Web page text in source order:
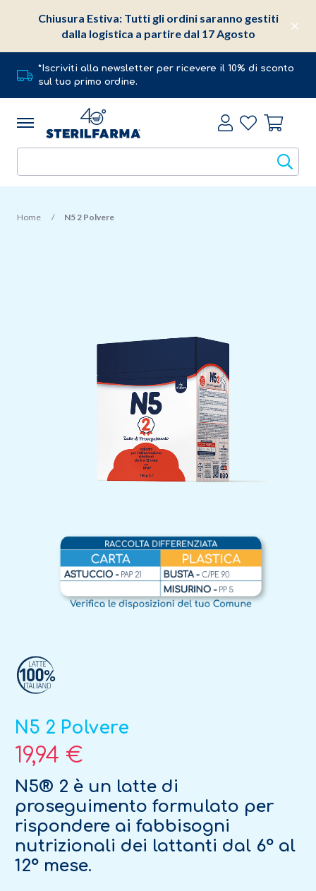
*Iscriviti alla newsletter per ricevere il 10% di sconto
sul tuo primo ordine.
Home N5 2 Polvere
N5 2 Polvere
19,94 €
N5® 2 è un latte di
proseguimento formulato per
rispondere ai fabbisogni
nutrizionali dei lattanti dal 6° al
12° mese.
Chiusura Estiva: Tutti gli ordini saranno gestiti
dalla logistica a partire dal 17 Agosto